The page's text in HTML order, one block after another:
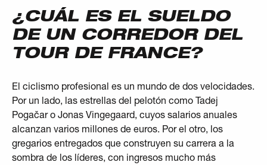
¿CUÁL ES EL SUELDO
DE UN CORREDOR DEL
TOUR DE FRANCE?
El ciclismo profesional es un mundo de dos velocidades.
Por un lado, las estrellas del pelotón como Tadej
Pogačar o Jonas Vingegaard, cuyos salarios anuales
alcanzan varios millones de euros. Por el otro, los
gregarios entregados que construyen su carrera a la
sombra de los líderes, con ingresos mucho más